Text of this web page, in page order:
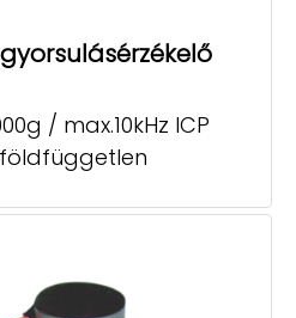
gyorsulásérzékelő
/ max.10kHz ICP
földfüggetlen